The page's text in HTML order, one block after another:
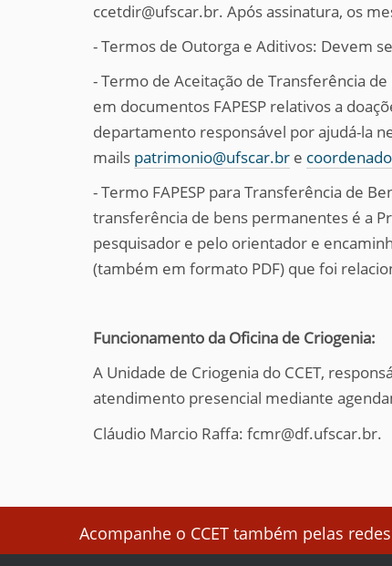
ccetdir@ufscar.br. Após assinatura, os
- Termos de Outorga e Aditivos: Devem
- Termo de Aceitação de Transferência
em documentos FAPESP relativos a
departamento responsável por ajudá-la
mails patrimonio@ufscar.br e
- Termo FAPESP para Transferência de
transferência de bens permanentes é a
pesquisador e pelo orientador e
(também em formato PDF) que foi
Funcionamento da Oficina de Criogenia:
A Unidade de Criogenia do CCET,
atendimento presencial mediante
Cláudio Marcio Raffa: fcmr@df.ufscar.br.
Acompanhe o CCET também pelas